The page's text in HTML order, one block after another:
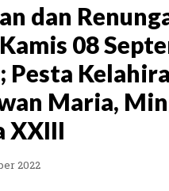
dan
08
Pesta
Maria,
XXIII
2022